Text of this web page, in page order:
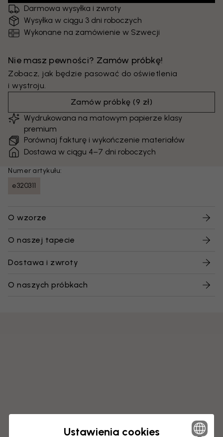
Darmowa wysyłka i zwroty
Wysyłka w ciągu 3 dni roboczych
Wykonane na zamówienie w Szwecji
Nie masz pewności? Zamów próbkę!
Zobacz, jak będzie pasować do oświetlenia
i wystroju.
Zamów próbkę (9 zł)
Wydrukowana na matowym papierze klasy
premium
Porównaj fakturę i wykończenie materiałów
Dostawa w ciągu 4–7 dni roboczych
Numer artykułu:
e320311
O wzorze
O naszej tapecie
Dostawa i zwroty
O naszych próbkach
Ustawienia cookies